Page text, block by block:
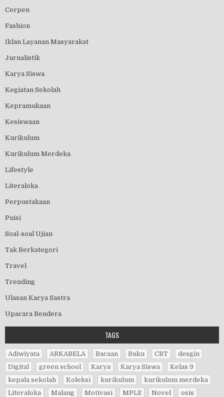
Cerpen
Fashion
Iklan Layanan Masyarakat
Jurnalistik
Karya Siswa
Kegiatan Sekolah
Kepramukaan
Kesiswaan
Kurikulum
Kurikulum Merdeka
Lifestyle
Literaloka
Perpustakaan
Puisi
Soal-soal Ujian
Tak Berkategori
Travel
Trending
Ulasan Karya Sastra
Upacara Bendera
TAGS
Adiwiyata ARKABELA Bacaan Buku CBT
desgin
Digital
green school Karya Karya Siswa
Kelas 9
kepala sekolah
Koleksi kurikulum
kurikulum merdeka
Literaloka
Malang Motivasi MPLS Novel
osis